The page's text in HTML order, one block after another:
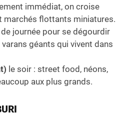
immédiat, on croise
marchés flottants miniatures.
journée pour se dégourdir
géants qui vivent dans
le soir : street food, néons,
aux plus grands.